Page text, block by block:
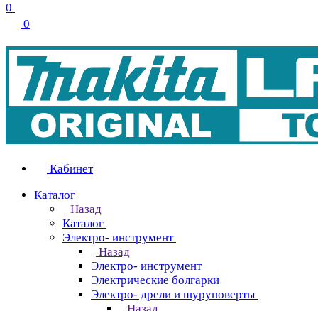
0
0
Кабинет
Каталог
Назад
Каталог
Электро- инструмент
Назад
Электро- инструмент
Электрические болгарки
Электро- дрели и шуруповерты